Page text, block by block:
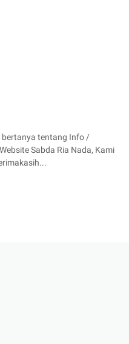
bertanya tentang Info /
Sabda Ria Nada, Kami